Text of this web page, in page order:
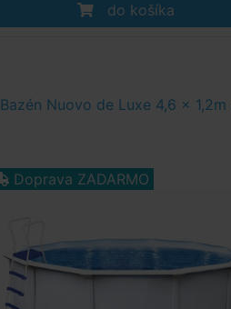
do košíka
Bazén Nuovo de Luxe 4,6 x 1,2m
Doprava ZADARMO